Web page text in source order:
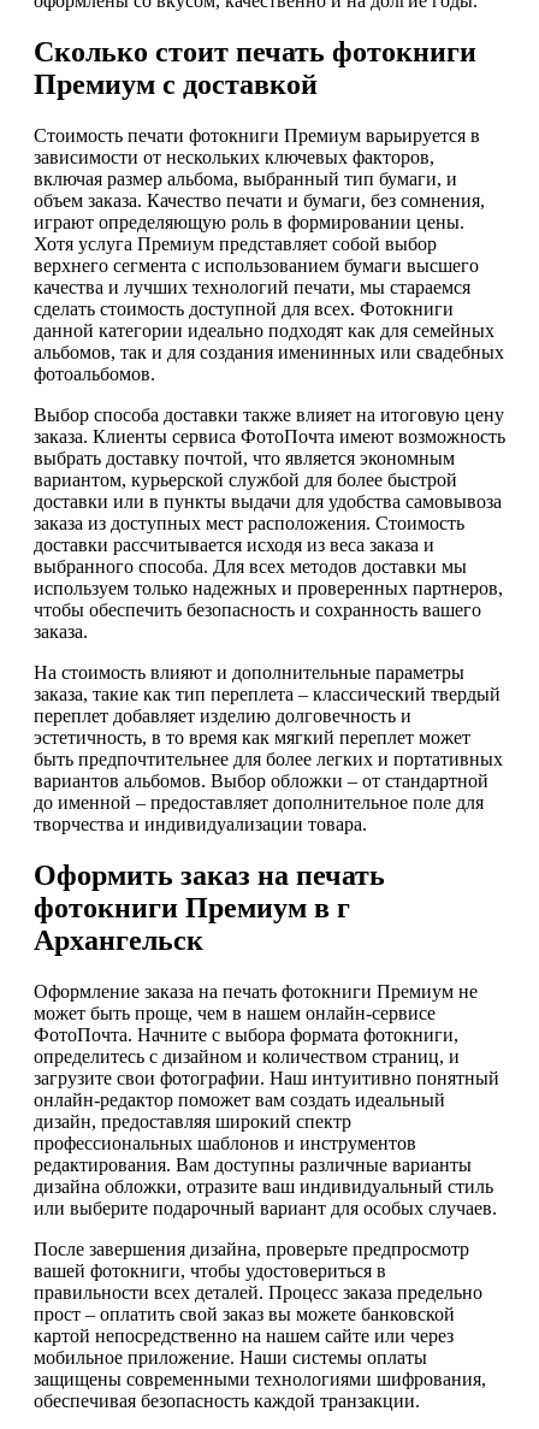
Сколько стоит печать фотокниги
Премиум с доставкой
Стоимость печати фотокниги Премиум варьируется в
зависимости от нескольких ключевых факторов,
включая размер альбома, выбранный тип бумаги, и
объем заказа. Качество печати и бумаги, без сомнения,
играют определяющую роль в формировании цены.
Хотя услуга Премиум представляет собой выбор
верхнего сегмента с использованием бумаги высшего
качества и лучших технологий печати, мы стараемся
сделать стоимость доступной для всех. Фотокниги
данной категории идеально подходят как для семейных
альбомов, так и для создания именинных или свадебных
фотоальбомов.
Выбор способа доставки также влияет на итоговую цену
заказа. Клиенты сервиса ФотоПочта имеют возможность
выбрать доставку почтой, что является экономным
вариантом, курьерской службой для более быстрой
доставки или в пункты выдачи для удобства самовывоза
заказа из доступных мест расположения. Стоимость
доставки рассчитывается исходя из веса заказа и
выбранного способа. Для всех методов доставки мы
используем только надежных и проверенных партнеров,
чтобы обеспечить безопасность и сохранность вашего
заказа.
На стоимость влияют и дополнительные параметры
заказа, такие как тип переплета – классический твердый
переплет добавляет изделию долговечность и
эстетичность, в то время как мягкий переплет может
быть предпочтительнее для более легких и портативных
вариантов альбомов. Выбор обложки – от стандартной
до именной – предоставляет дополнительное поле для
творчества и индивидуализации товара.
Оформить заказ на печать
фотокниги Премиум в г
Архангельск
Оформление заказа на печать фотокниги Премиум не
может быть проще, чем в нашем онлайн-сервисе
ФотоПочта. Начните с выбора формата фотокниги,
определитесь с дизайном и количеством страниц, и
загрузите свои фотографии. Наш интуитивно понятный
онлайн-редактор поможет вам создать идеальный
дизайн, предоставляя широкий спектр
профессиональных шаблонов и инструментов
редактирования. Вам доступны различные варианты
дизайна обложки, отразите ваш индивидуальный стиль
или выберите подарочный вариант для особых случаев.
После завершения дизайна, проверьте предпросмотр
вашей фотокниги, чтобы удостовериться в
правильности всех деталей. Процесс заказа предельно
прост – оплатить свой заказ вы можете банковской
картой непосредственно на нашем сайте или через
мобильное приложение. Наши системы оплаты
защищены современными технологиями шифрования,
обеспечивая безопасность каждой транзакции.